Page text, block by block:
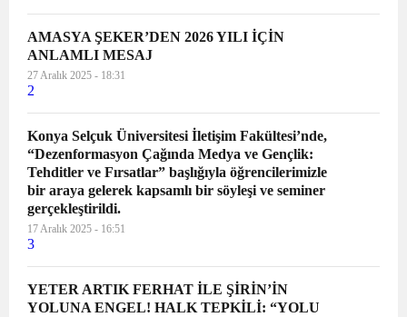
AMASYA ŞEKER’DEN 2026 YILI İÇİN
ANLAMLI MESAJ
27 Aralık 2025 - 18:31
2
Konya Selçuk Üniversitesi İletişim Fakültesi’nde,
“Dezenformasyon Çağında Medya ve Gençlik:
Tehditler ve Fırsatlar” başlığıyla öğrencilerimizle
bir araya gelerek kapsamlı bir söyleşi ve seminer
gerçekleştirildi.
17 Aralık 2025 - 16:51
3
YETER ARTIK FERHAT İLE ŞİRİN’İN
YOLUNA ENGEL! HALK TEPKİLİ: “YOLU